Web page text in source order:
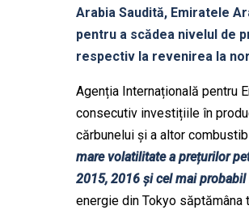
Arabia Saudită, Emiratele
pentru a scădea nivelul de
respectiv la revenirea la
Agenția Internațională pentru
consecutiv investițiile în
cărbunelui și a altor
mare volatilitate a prețurilor
2015, 2016 și cel mai probabil
energie din Tokyo săptămâna